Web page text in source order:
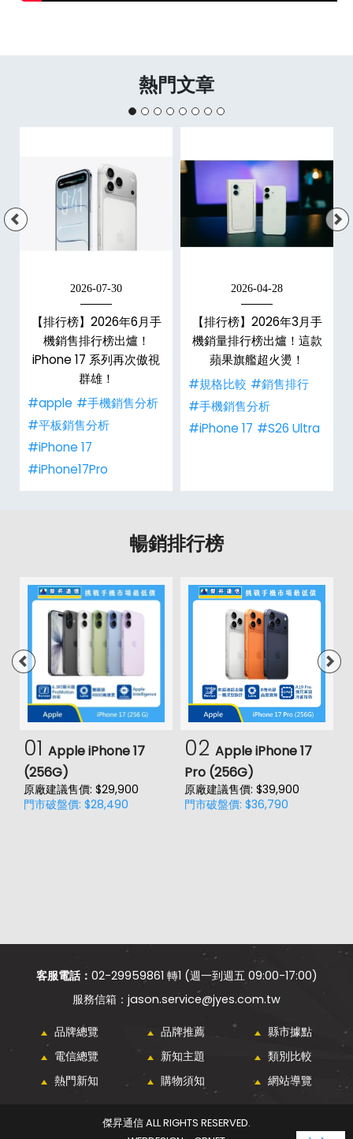
熱門文章
2026-07-30
【排行榜】2026年6月手
機銷售排行榜出爐！
iPhone 17 系列再次傲視
群雄！
#apple #手機銷售分析
#平板銷售分析
#iPhone 17
#iPhone17Pro
2026-04-28
【排行榜】2026年3月手
機銷量排行榜出爐！這款
蘋果旗艦超火燙！
#規格比較 #銷售排行
#手機銷售分析
#iPhone 17 #S26 Ultra
暢銷排行榜
01 Apple iPhone 17
(256G)
原廠建議售價: $29,900
門市破盤價: $28,490
02 Apple iPhone 17
Pro (256G)
原廠建議售價: $39,900
門市破盤價: $36,790
客服電話： 02-29959861 轉1 (週一到週五 09:00-17:00)
jason.service@jyes.com.tw
品牌總覽 品牌推薦
縣市據點
電信總覽
新知主題
類別比較
熱門新知
購物須知 網站導覽
傑昇通信 ALL RIGHTS RESERVED.